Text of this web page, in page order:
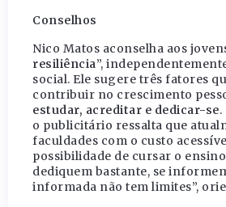
Conselhos
Nico Matos aconselha aos
resiliência”,
social. Ele sugere três fatores
contribuir no crescimento
estudar, acreditar e dedicar-se
o publicitário ressalta que
faculdades com o custo
possibilidade de cursar o
dediquem bastante, se
informada não tem limites”,